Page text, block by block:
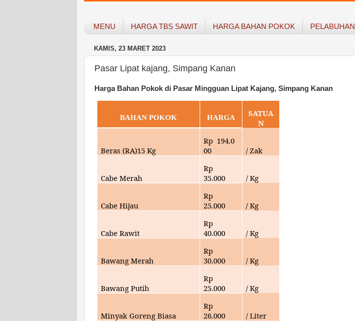
MENU HARGA TBS SAWIT HARGA BAHAN POKOK PELABUHAN
KAMIS, 23 MARET 2023
Pasar Lipat kajang, Simpang Kanan
Harga Bahan Pokok di Pasar Mingguan Lipat Kajang, Simpang Kanan
BAHAN POKOK HARGA
SATUA
N
Beras (RA)15 Kg
Rp 194.0
00
/ Zak
Cabe Merah
Rp
35.000 / Kg
Cabe Hijau
Rp
25.000 / Kg
Cabe Rawit
Rp
40.000 / Kg
Bawang Merah
Rp
30.000 / Kg
Bawang Putih
Rp
25.000 / Kg
Minyak Goreng Biasa
Rp
26.000
/ Liter